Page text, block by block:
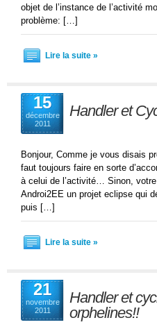
objet de l’instance de l’activité
problème: […]
Lire la suite »
15
décembre
2011
Handler et
Bonjour, Comme je vous disais
faut toujours faire en sorte
à celui de l’activité… Sinon,
Androi2EE un projet eclipse qui
puis […]
Lire la suite »
21
novembre
2011
Handler et
orphelines!!